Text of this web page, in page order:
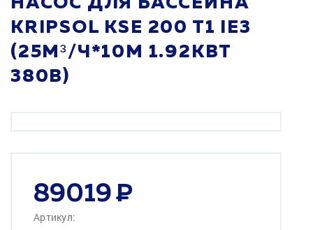
KRIPSOL KSE 200 T1 IE3
(25М³/Ч*10М 1.92КВТ
380В)
89019
Артикул: